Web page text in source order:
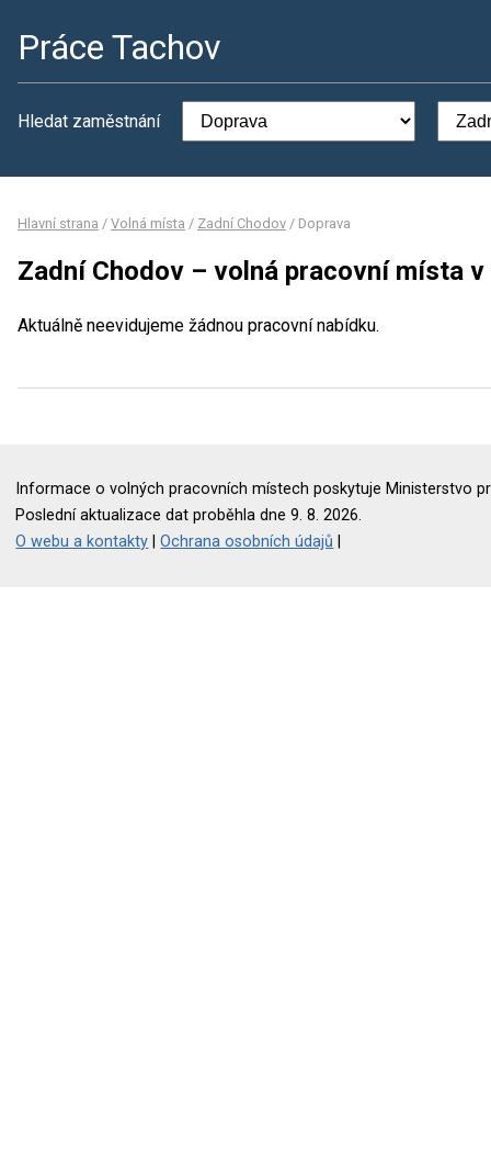
Práce Tachov
Hledat zaměstnání
Hlavní strana / Volná místa / Zadní Chodov / Doprava
Zadní Chodov – volná pracovní místa v
Aktuálně neevidujeme žádnou pracovní nabídku.
Informace o volných pracovních místech poskytuje Ministerstvo
Poslední aktualizace dat proběhla dne 9. 8. 2026.
O webu a kontakty |Ochrana osobních údajů